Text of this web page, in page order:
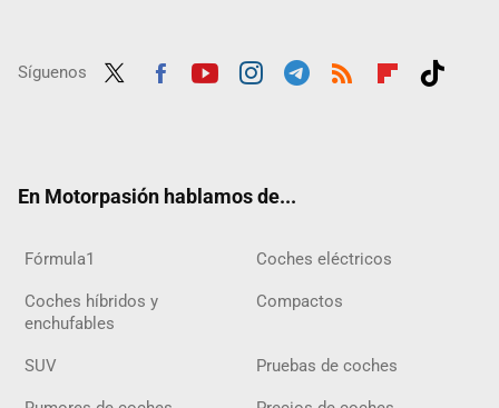
Síguenos
En Motorpasión hablamos de...
Fórmula1 Coches eléctricos
Coches híbridos y
enchufables
Compactos
SUV Pruebas de coches